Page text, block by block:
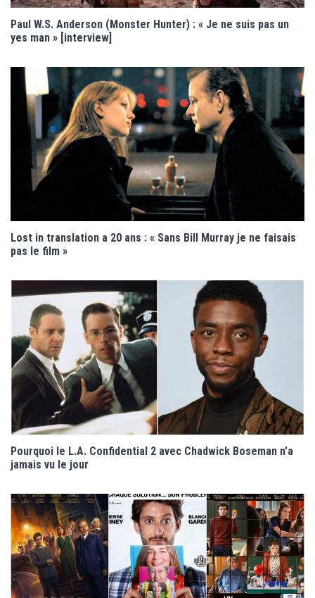
Paul W.S. Anderson (Monster Hunter) : « Je ne suis pas un
yes man » [interview]
Lost in translation a 20 ans : « Sans Bill Murray je ne faisais
pas le film »
Pourquoi le L.A. Confidential 2 avec Chadwick Boseman n’a
jamais vu le jour